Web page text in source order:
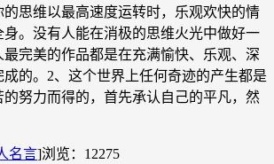
的思维以最高速度运转时，乐观欢快的情
身。没有人能在消极的思维火光中做好一
完美的作品都是在充满愉快、乐观、深
的。2、这个世界上任何奇迹的产生都是
的努力而得的，首先承认自己的平凡，然
名言]浏览：12275